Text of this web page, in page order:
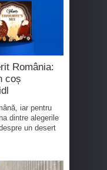
România:
coș
iar pentru
dintre alegerile
un desert